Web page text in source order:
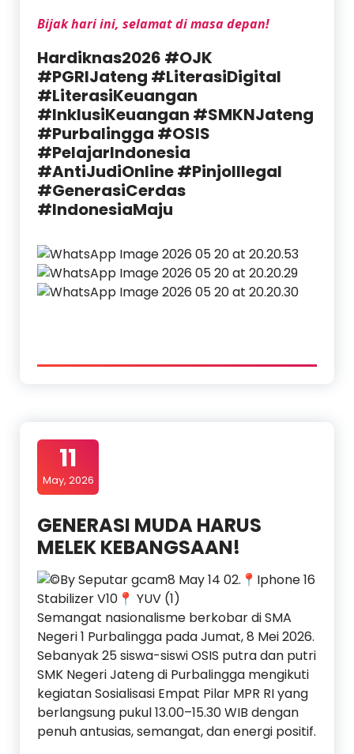
Bijak hari ini, selamat di masa depan!
Hardiknas2026 #OJK
#PGRIJateng #LiterasiDigital
#LiterasiKeuangan
#InklusiKeuangan #SMKNJateng
#Purbalingga #OSIS
#PelajarIndonesia
#AntiJudiOnline #PinjolIlegal
#GenerasiCerdas
#IndonesiaMaju
11
May, 2026
GENERASI MUDA HARUS
MELEK KEBANGSAAN!
Semangat nasionalisme berkobar di SMA
Negeri 1 Purbalingga pada Jumat, 8 Mei 2026.
Sebanyak 25 siswa-siswi OSIS putra dan putri
SMK Negeri Jateng di Purbalingga mengikuti
kegiatan Sosialisasi Empat Pilar MPR RI yang
berlangsung pukul 13.00–15.30 WIB dengan
penuh antusias, semangat, dan energi positif.